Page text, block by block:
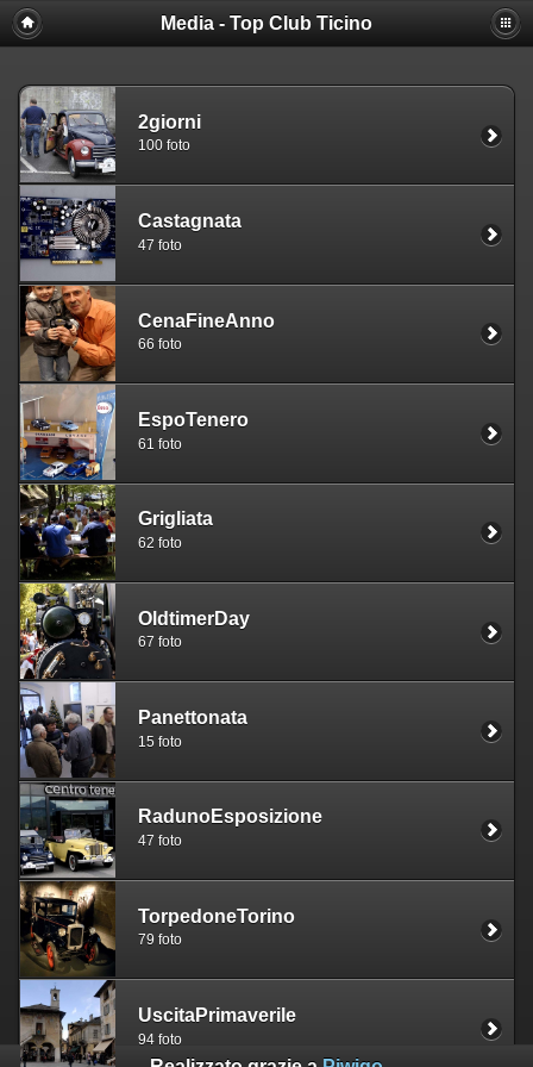
Media - Top Club Ticino
2giorni
100 foto
Castagnata
47 foto
CenaFineAnno
66 foto
EspoTenero
61 foto
Grigliata
62 foto
OldtimerDay
67 foto
Panettonata
15 foto
RadunoEsposizione
47 foto
TorpedoneTorino
79 foto
UscitaPrimaverile
94 foto